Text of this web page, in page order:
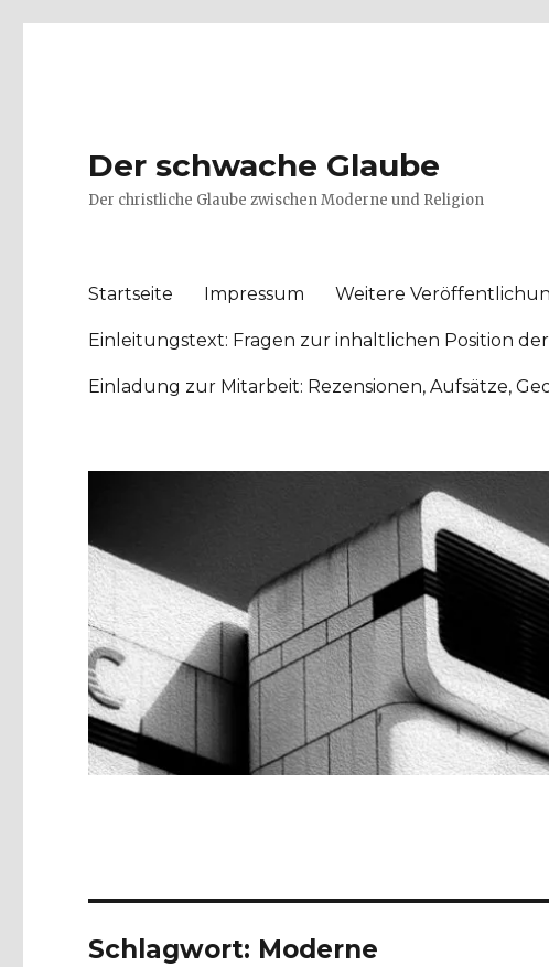
Der schwache Glaube
Der christliche Glaube zwischen Moderne und Religion
Startseite Impressum Weitere
Einleitungstext: Fragen zur inhaltlichen Position
Einladung zur Mitarbeit: Rezensionen, Aufsätze,
Schlagwort: Moderne